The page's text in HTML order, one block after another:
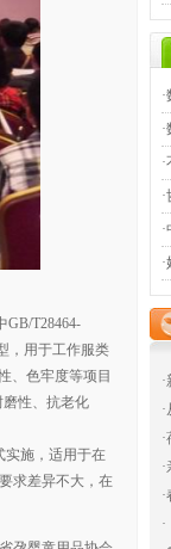
GB/T28464-
，用于工作服类
、色牢度等项目
磨性、抗老化
实施，适用于在
求差异不大，在